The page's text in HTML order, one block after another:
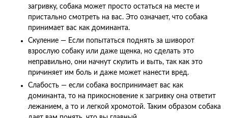
загривку, собака может просто остаться на месте и
пристально смотреть на вас. Это означает, что собака
принимает вас как доминанта.
Скуление — Если попытаться поднять за шиворот
взрослую собаку или даже щенка, но сделать это
неправильно, они начнут скулить и выть, так как это
причиняет им боль и даже может нанести вред.
Слабость — если собака воспринимает вас как
доминанта, то на прикосновение к загривку она ответит
лежанием, а то и легкой хромотой. Таким образом собака